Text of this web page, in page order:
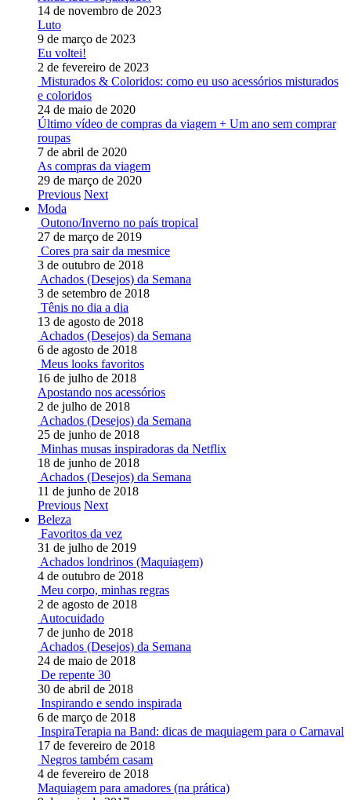
14 de novembro de 2023
Luto
9 de março de 2023
Eu voltei!
2 de fevereiro de 2023
Misturados & Coloridos: como eu uso acessórios misturados
e coloridos
24 de maio de 2020
Último vídeo de compras da viagem + Um ano sem comprar
roupas
7 de abril de 2020
As compras da viagem
29 de março de 2020
Previous Next
Moda
Outono/Inverno no país tropical
27 de março de 2019
Cores pra sair da mesmice
3 de outubro de 2018
Achados (Desejos) da Semana
3 de setembro de 2018
Tênis no dia a dia
13 de agosto de 2018
Achados (Desejos) da Semana
6 de agosto de 2018
Meus looks favoritos
16 de julho de 2018
Apostando nos acessórios
2 de julho de 2018
Achados (Desejos) da Semana
25 de junho de 2018
Minhas musas inspiradoras da Netflix
18 de junho de 2018
Achados (Desejos) da Semana
11 de junho de 2018
Previous Next
Beleza
Favoritos da vez
31 de julho de 2019
Achados londrinos (Maquiagem)
4 de outubro de 2018
Meu corpo, minhas regras
2 de agosto de 2018
Autocuidado
7 de junho de 2018
Achados (Desejos) da Semana
24 de maio de 2018
De repente 30
30 de abril de 2018
Inspirando e sendo inspirada
6 de março de 2018
InspiraTerapia na Band: dicas de maquiagem para o Carnaval
17 de fevereiro de 2018
Negros também casam
4 de fevereiro de 2018
Maquiagem para amadores (na prática)